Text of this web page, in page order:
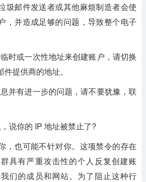
圾邮件发送者或其他麻烦制造者会使
，并造成足够的问题，导致整个电子
时或一次性地址来创建账户，请切换
提供商的地址。
并有进一步的问题，请不要犹豫，联
说你的 IP 地址被禁止了?
，也可能不针对你。这项禁令的存在
具有严重攻击性的个人反复创建账
们的成员和网站。为了阻止这种行